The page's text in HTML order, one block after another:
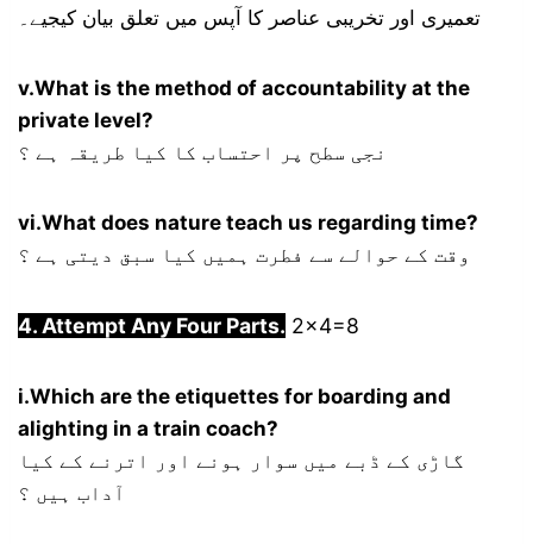
تعمیری اور تخریبی عناصر کا آپس میں تعلق بیان کیجیے۔
v.What is the method of accountability at the
private level?
نجی سطح پر احتساب کا کیا طریقہ ہے ؟
vi.What does nature teach us regarding time?
وقت کے حوالے سے فطرت ہمیں کیا سبق دیتی ہے ؟
4. Attempt Any Four Parts. 2×4=8
i.Which are the etiquettes for boarding and
alighting in a train coach?
گاڑی کے ڈبے میں سوار ہونے اور اترنے کے کیا
آداب ہیں ؟